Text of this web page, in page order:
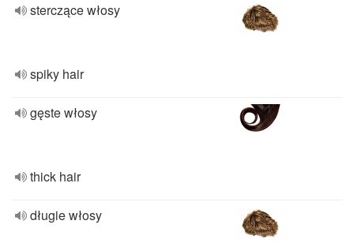
sterczące włosy
spiky hair
gęste włosy
thick hair
długie włosy